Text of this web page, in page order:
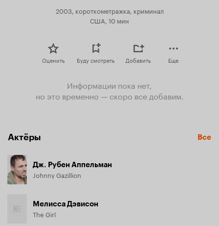
2003, короткометражка, криминал
США, 10 мин
Оценить Буду смотреть Добавить Еще
Информации пока нет,
но это временно — скоро все добавим.
Актёры Все
Дж. Рубен Аппельман
Johnny Gazillion
Мелисса Дэвисон
The Girl